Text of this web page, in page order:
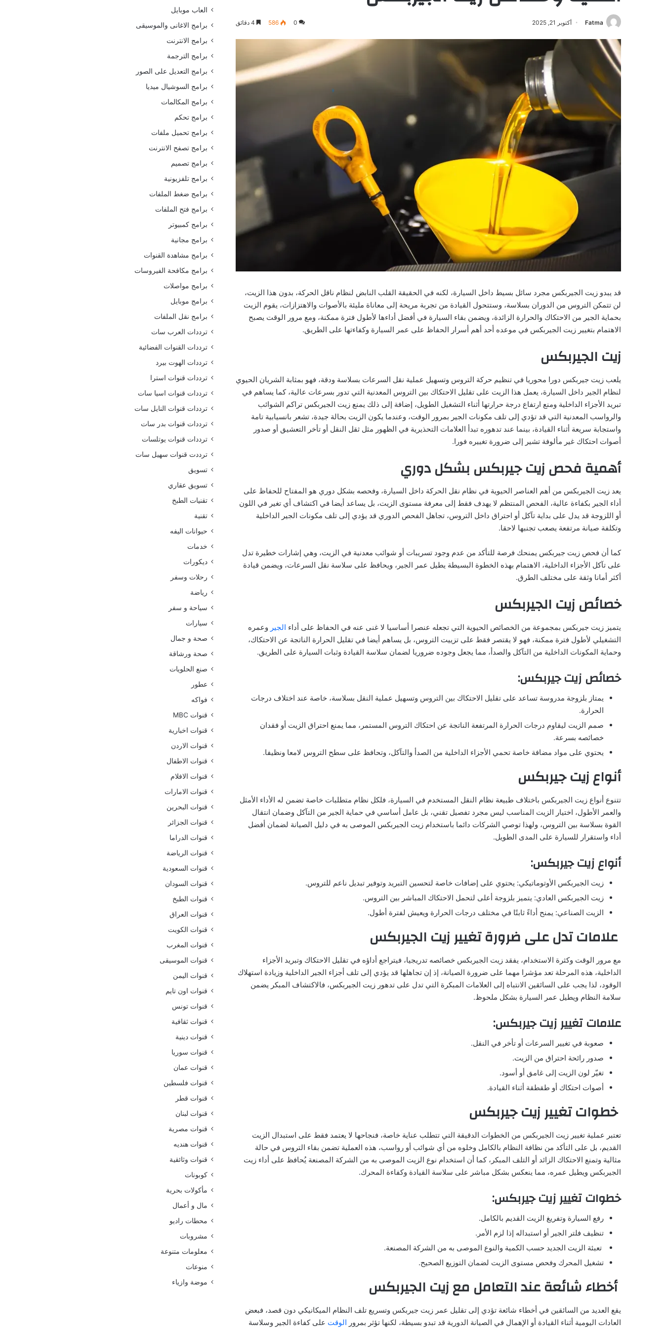
Fatma أكتوبر 21, 2025 0
586
قد يبدو زيت الجيربكس مجرد سائل بسيط داخل السيارة، لكنه في الحقيقة القلب النابض لنظام ناقل الحركة، بدون هذا الزيت،
لن تتمكن التروس من الدوران بسلاسة، وستتحول القيادة من تجربة مريحة إلى معاناة مليئة بالأصوات والاهتزازات، يقوم الزيت
بحماية الجير من الاحتكاك والحرارة الزائدة، ويضمن بقاء السيارة في أفضل أداءها لأطول فترة ممكنة، ومع مرور الوقت يصبح
الاهتمام بتغيير زيت الجيربكس في موعده أحد أهم أسرار الحفاظ على عمر السيارة وكفاءتها على الطريق.
زيت الجيربكس
يلعب زيت جيربكس دورا محوريا في تنظيم حركة التروس وتسهيل عملية نقل السرعات بسلاسة ودقة، فهو بمثابة الشريان الحيوي
لنظام الجير داخل السيارة، يعمل هذا الزيت على تقليل الاحتكاك بين التروس المعدنية التي تدور بسرعات عالية، كما يساهم في
تبريد الأجزاء الداخلية ومنع ارتفاع درجة حرارتها أثناء التشغيل الطويل، إضافة إلى ذلك يمنع زيت الجيربكس تراكم الشوائب
والرواسب المعدنية التي قد تؤدي إلى تلف مكونات الجير بمرور الوقت، وعندما يكون الزيت بحالة جيدة، تشعر بانسيابية تامة
واستجابة سريعة أثناء القيادة، بينما عند تدهوره تبدأ العلامات التحذيرية في الظهور مثل ثقل النقل أو تأخر التعشيق أو صدور
أصوات احتكاك غير مألوفة تشير إلى ضرورة تغييره فورا.
أهمية فحص زيت جيربكس بشكل دوري
يعد زيت الجيربكس من أهم العناصر الحيوية في نظام نقل الحركة داخل السيارة، وفحصه بشكل دوري هو المفتاح للحفاظ على
أداء الجير بكفاءة عالية، الفحص المنتظم لا يهدف فقط إلى معرفة مستوى الزيت، بل يساعد أيضا في اكتشاف أي تغير في اللون
أو اللزوجة قد يدل على بداية تآكل أو احتراق داخل التروس، تجاهل الفحص الدوري قد يؤدي إلى تلف مكونات الجير الداخلية
وتكلفة صيانة مرتفعة يصعب تجنبها لاحقا.
كما أن فحص زيت جيربكس يمنحك فرصة للتأكد من عدم وجود تسريبات أو شوائب معدنية في الزيت، وهي إشارات خطيرة تدل
على تآكل الأجزاء الداخلية، الاهتمام بهذه الخطوة البسيطة يطيل عمر الجير، ويحافظ على سلاسة نقل السرعات، ويضمن قيادة
أكثر أمانا وثقة على مختلف الطرق.
خصائص زيت الجيربكس
يتميز زيت جيربكس بمجموعة من الخصائص الحيوية التي تجعله عنصرا أساسيا لا غنى عنه في الحفاظ على أداء الجير وعمره
التشغيلي لأطول فترة ممكنة، فهو لا يقتصر فقط على تزييت التروس، بل يساهم أيضا في تقليل الحرارة الناتجة عن الاحتكاك،
وحماية المكونات الداخلية من التآكل والصدأ، مما يجعل وجوده ضروريا لضمان سلاسة القيادة وثبات السيارة على الطريق.
خصائص زيت جيربكس:
يمتاز بلزوجة مدروسة تساعد على تقليل الاحتكاك بين التروس وتسهيل عملية النقل بسلاسة، خاصة عند اختلاف درجات
الحرارة.
صمم الزيت ليقاوم درجات الحرارة المرتفعة الناتجة عن احتكاك التروس المستمر، مما يمنع احتراق الزيت أو فقدان
خصائصه بسرعة.
يحتوي على مواد مضافة خاصة تحمي الأجزاء الداخلية من الصدأ والتآكل، وتحافظ على سطح التروس لامعا ونظيفا.
أنواع زيت جيربكس
تتنوع أنواع زيت الجيربكس باختلاف طبيعة نظام النقل المستخدم في السيارة، فلكل نظام متطلبات خاصة تضمن له الأداء الأمثل
والعمر الأطول، اختيار الزيت المناسب ليس مجرد تفصيل تقني، بل عامل أساسي في حماية الجير من التآكل وضمان انتقال
القوة بسلاسة بين التروس، ولهذا توصي الشركات دائما باستخدام زيت الجيربكس الموصى به في دليل الصيانة لضمان أفضل
أداء واستقرار للسيارة على المدى الطويل.
أنواع زيت جيربكس:
زيت الجيربكس الأوتوماتيكي: يحتوي على إضافات خاصة لتحسين التبريد وتوفير تبديل ناعم للتروس.
زيت الجيربكس العادي: يتميز بلزوجة أعلى لتحمل الاحتكاك المباشر بين التروس.
الزيت الصناعي: يمنح أداءً ثابتًا في مختلف درجات الحرارة ويعيش لفترة أطول.
علامات تدل على ضرورة تغيير زيت الجيربكس
مع مرور الوقت وكثرة الاستخدام، يفقد زيت الجيربكس خصائصه تدريجيا، فيتراجع أداؤه في تقليل الاحتكاك وتبريد الأجزاء
الداخلية، هذه المرحلة تعد مؤشرا مهما على ضرورة الصيانة، إذ إن تجاهلها قد يؤدي إلى تلف أجزاء الجير الداخلية وزيادة استهلاك
الوقود، لذا يجب على السائقين الانتباه إلى العلامات المبكرة التي تدل على تدهور زيت الجيربكس، فالاكتشاف المبكر يضمن
سلامة النظام ويطيل عمر السيارة بشكل ملحوظ.
علامات تغيير زيت جيربكس:
صعوبة في تغيير السرعات أو تأخر في النقل.
صدور رائحة احتراق من الزيت.
تغيّر لون الزيت إلى غامق أو أسود.
أصوات احتكاك أو طقطقة أثناء القيادة.
خطوات تغيير زيت جيربكس
تعتبر عملية تغيير زيت الجيربكس من الخطوات الدقيقة التي تتطلب عناية خاصة، فنجاحها لا يعتمد فقط على استبدال الزيت
القديم، بل على التأكد من نظافة النظام بالكامل وخلوه من أي شوائب أو رواسب، هذه العملية تضمن بقاء التروس في حالة
مثالية وتمنع الاحتكاك الزائد أو التلف المبكر، كما أن استخدام نوع الزيت الموصى به من الشركة المصنعة يُحافظ على أداء زيت
الجيربكس ويطيل عمره، مما ينعكس بشكل مباشر على سلاسة القيادة وكفاءة المحرك.
خطوات تغيير زيت جيربكس:
رفع السيارة وتفريغ الزيت القديم بالكامل.
تنظيف فلتر الجير أو استبداله إذا لزم الأمر.
تعبئة الزيت الجديد حسب الكمية والنوع الموصى به من الشركة المصنعة.
تشغيل المحرك وفحص مستوى الزيت لضمان التوزيع الصحيح.
أخطاء شائعة عند التعامل مع زيت الجيربكس
يقع العديد من السائقين في أخطاء شائعة تؤدي إلى تقليل عمر زيت جيربكس وتسريع تلف النظام الميكانيكي دون قصد، فبعض
العادات اليومية أثناء القيادة أو الإهمال في الصيانة الدورية قد تبدو بسيطة، لكنها تؤثر بمرور الوقت على كفاءة الجير وسلاسة
العاب موبايل
برامج الاغانى والموسيقى
برامج الانترنت
برامج الترجمة
برامج التعديل على الصور
برامج السوشيال ميديا
برامج المكالمات
برامج تحكم
برامج تحميل ملفات
برامج تصفح الانترنت
برامج تصميم
برامج تلفزيونية
برامج ضغط الملفات
برامج فتح الملفات
برامج كمبيوتر
برامج مجانية
برامج مشاهدة القنوات
برامج مكافحة الفيروسات
برامج مواصلات
برامج موبايل
برامج نقل الملفات
ترددات العرب سات
ترددات القنوات الفضائية
ترددات الهوت بيرد
ترددات قنوات استرا
ترددات قنوات اسيا سات
ترددات قنوات النايل سات
ترددات قنوات بدر سات
ترددات قنوات يوتلسات
ترددت قنوات سهيل سات
تسويق
تسويق عقاري
تقنيات الطبخ
تقنية
حيوانات اليفه
خدمات
ديكورات
رحلات وسفر
رياضة
سياحة و سفر
سيارات
صحة و جمال
صحة ورشاقة
صنع الحلويات
عطور
فواكه
قنوات MBC
قنوات اخبارية
قنوات الاردن
قنوات الاطفال
قنوات الافلام
قنوات الامارات
قنوات البحرين
قنوات الجزائر
قنوات الدراما
قنوات الرياضة
قنوات السعودية
قنوات السودان
قنوات الطبخ
قنوات العراق
قنوات الكويت
قنوات المغرب
قنوات الموسيقى
قنوات اليمن
قنوات اون تايم
قنوات تونس
قنوات ثقافية
قنوات دينية
قنوات سوريا
قنوات عمان
قنوات فلسطين
قنوات قطر
قنوات لبنان
قنوات مصرية
قنوات هنديه
قنوات وثائقية
كوبونات
مأكولات بحرية
مال و أعمال
محطات راديو
مشروبات
معلومات متنوعة
منوعات
موضة وازياء